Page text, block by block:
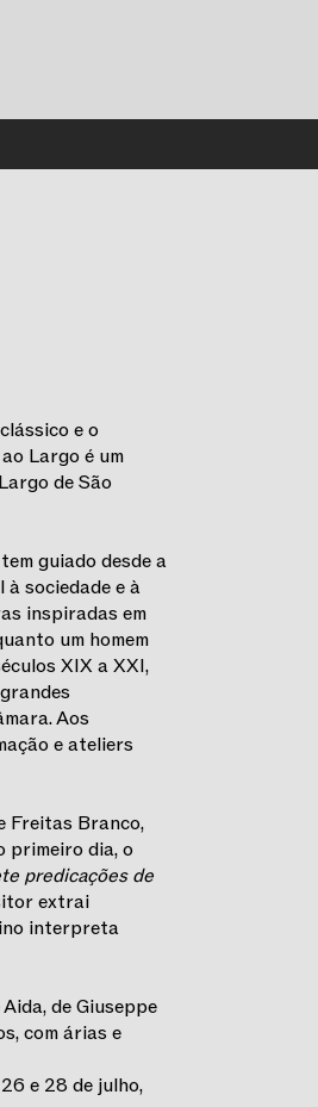
e o
Largo é um
de São
guiado desde a
sociedade e à
inspiradas em
um homem
XIX a XXI,
Aos
e ateliers
Freitas Branco,
primeiro dia, o
predicações de
extrai
interpreta
de Giuseppe
com árias e
e 28 de julho,